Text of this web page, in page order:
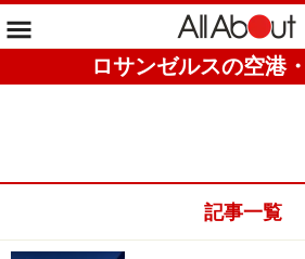
ロサンゼルスの空港
記事一覧